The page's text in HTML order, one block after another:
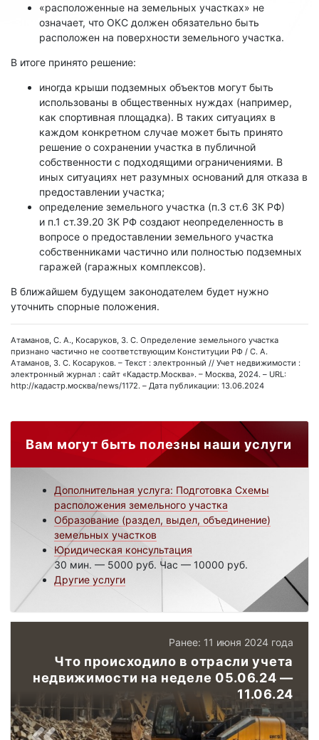
«расположенные на земельных участках» не
означает, что ОКС должен обязательно быть
расположен на поверхности земельного участка.
В итоге принято решение:
иногда крыши подземных объектов могут быть
использованы в общественных нуждах (например,
как спортивная площадка). В таких ситуациях в
каждом конкретном случае может быть принято
решение о сохранении участка в публичной
собственности с подходящими ограничениями. В
иных ситуациях нет разумных оснований для отказа в
предоставлении участка;
определение земельного участка (п.3 ст.6 ЗК РФ)
и п.1 ст.39.20 ЗК РФ создают неопределенность в
вопросе о предоставлении земельного участка
собственниками частично или полностью подземных
гаражей (гаражных комплексов).
В ближайшем будущем законодателем будет нужно
уточнить спорные положения.
Атаманов, С. А., Косаруков, З. С. Определение земельного участка
признано частично не соответствующим Конституции РФ / С. А.
Атаманов, З. С. Косаруков. – Текст : электронный // Учет недвижимости :
электронный журнал : сайт «Кадастр.Москва». – Москва, 2024. – URL:
http://кадастр.москва/news/1172. – Дата публикации: 13.06.2024
Вам могут быть полезны наши услуги
Дополнительная услуга: Подготовка Схемы
расположения земельного участка
Образование (раздел, выдел, объединение)
земельных участков
Юридическая консультация
30 мин. — 5000 руб. Час — 10000 руб.
Другие услуги
Ранее: 11 июня 2024 года
Что происходило в отрасли учета
недвижимости на неделе 05.06.24 —
11.06.24